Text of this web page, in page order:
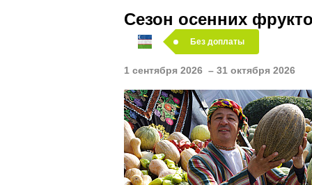
Яркая осень на Урале. Уральский
прогулки и треккинги в горах и
Берите с собой цветные зонты и шарфы,
Вы сможете все
Сезон осенних
Без доплаты
1 сентября 2026 – 31 октября 2026